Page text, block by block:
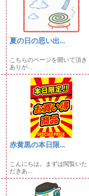
夏の日の思い出...
こちらのページを開いて頂き
ありが...
赤黄黒の本日限...
こんにちは。まずは閲覧いた
だきあ...